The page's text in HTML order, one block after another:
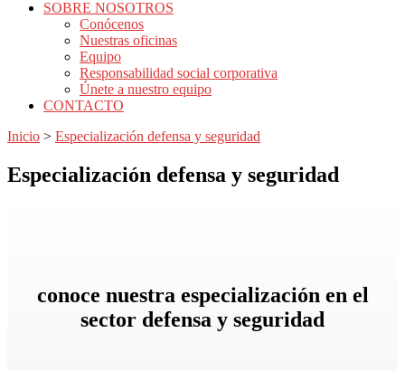
SOBRE NOSOTROS
Conócenos
Nuestras oficinas
Equipo
Responsabilidad social corporativa
Únete a nuestro equipo
CONTACTO
Inicio > Especialización defensa y seguridad
Especialización defensa y seguridad
conoce nuestra especialización en el
sector defensa y seguridad